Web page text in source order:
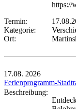
https://
Termin:
Kategorie:
Ort:
17.08. 2026
Ferienprogramm-
Beschreibung: